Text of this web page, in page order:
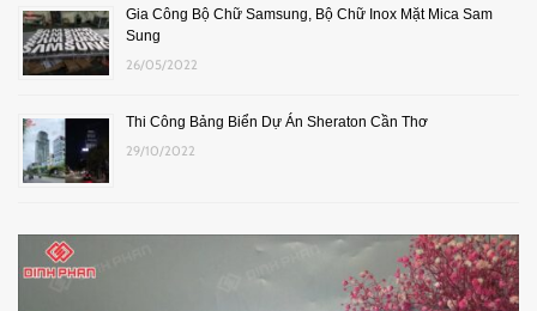
Gia Công Bộ Chữ Samsung, Bộ Chữ Inox Mặt Mica Sam
Sung
26/05/2022
Thi Công Bảng Biển Dự Án Sheraton Cần Thơ
29/10/2022